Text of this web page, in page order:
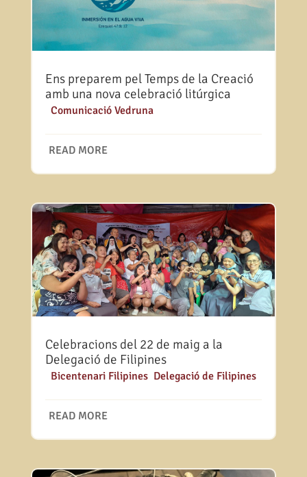
Ens preparem pel Temps de la Creació
amb una nova celebració litúrgica
Comunicació Vedruna
READ MORE
Celebracions del 22 de maig a la
Delegació de Filipines
Bicentenari Filipines, Delegació de Filipines
READ MORE